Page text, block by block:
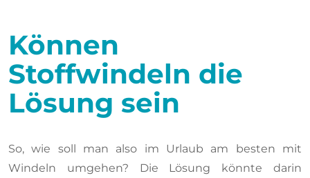
Können
Stoffwindeln die
Lösung sein
So, wie soll man also im Urlaub am besten mit
Windeln umgehen? Die Lösung könnte darin